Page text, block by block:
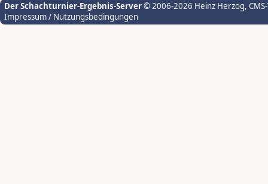
Der Schachturnier-Ergebnis-Server© 2006-2026 Heinz Herzog,
Impressum / Nutzungsbedingungen